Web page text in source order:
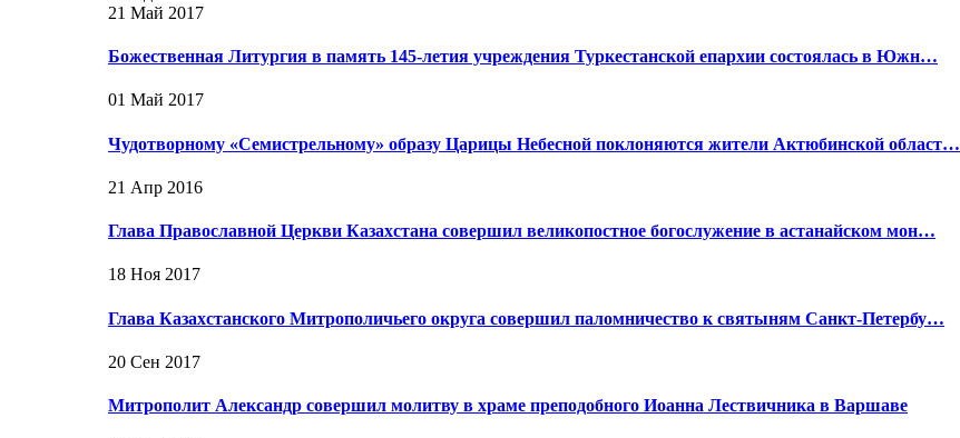
21 Май 2017
Божественная Литургия в память 145-летия учреждения Туркестанской епархии состоялась в Южн…
01 Май 2017
Чудотворному «Семистрельному» образу Царицы Небесной поклоняются жители Актюбинской област…
21 Апр 2016
Глава Православной Церкви Казахстана совершил великопостное богослужение в астанайском мон…
18 Ноя 2017
Глава Казахстанского Митрополичьего округа совершил паломничество к святыням Санкт-Петербу…
20 Сен 2017
Митрополит Александр совершил молитву в храме преподобного Иоанна Лествичника в Варшаве